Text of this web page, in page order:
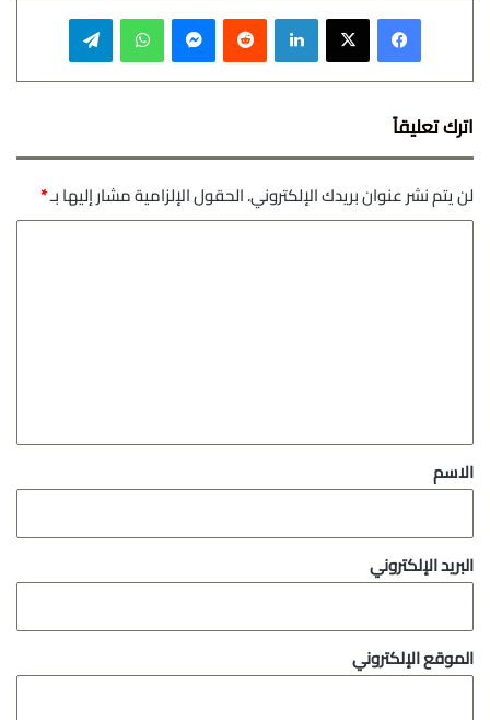
فيسبوك ‫X لينكدإن واتساب
اترك تعليقاً
لن يتم نشر عنوان بريدك الإلكتروني.الحقول الإلزامية مشار إليها بـ*
*
الاسم
البريد الإلكتروني
الموقع الإلكتروني